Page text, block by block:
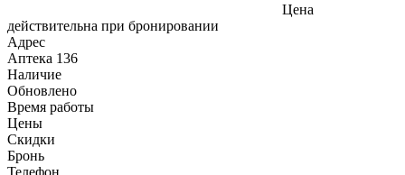
Цена
действительна при бронировании
Адрес
Аптека 136
Наличие
Обновлено
Время работы
Цены
Скидки
Бронь
Телефон